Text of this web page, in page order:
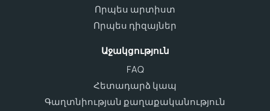
Որպես արտիստ
Որպես դիզայներ
Աջակցություն
FAQ
Հետադարձ կապ
Գաղտնիության քաղաքականություն